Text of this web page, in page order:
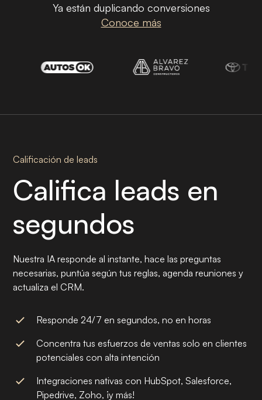
Ya están duplicando conversiones
Conoce más
Calificación de leads
Califica leads en
segundos
Nuestra IA responde al instante, hace las preguntas
necesarias, puntúa según tus reglas, agenda reuniones y
actualiza el CRM.
Responde 24/7 en segundos, no en horas
Concentra tus esfuerzos de ventas solo en clientes
potenciales con alta intención
Integraciones nativas con HubSpot, Salesforce,
Pipedrive, Zoho, ¡y más!